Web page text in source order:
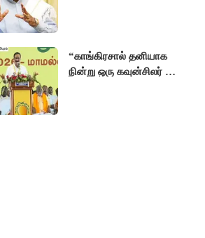
சித்தராமையா
“காங்கிரசால் தனியாக
நின்று ஒரு கவுன்சிலர் கூட